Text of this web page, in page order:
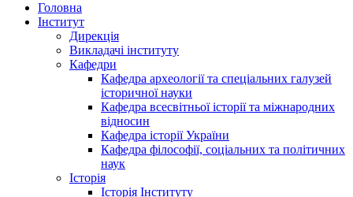
Головна
Інститут
Дирекція
Викладачі інституту
Кафедри
Кафедра археології та спеціальних галузей
історичної науки
Кафедра всесвітньої історії та міжнародних
відносин
Кафедра історії України
Кафедра філософії, соціальних та політичних
наук
Історія
Історія Інституту